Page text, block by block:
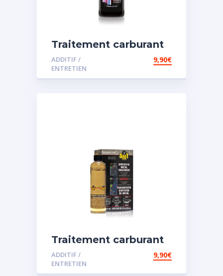
Traitement carburant
spécial diesel
ADDITIF /
ENTRETIEN
9,90€
Traitement carburant
spécial essence
ADDITIF /
ENTRETIEN
9,90€